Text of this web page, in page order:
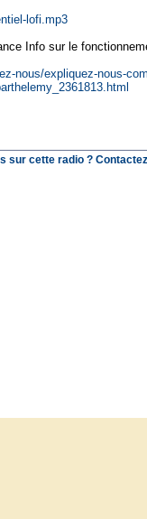
lofi.mp3
Info sur le
nous/expliquez-nous-
sur cette radio ?